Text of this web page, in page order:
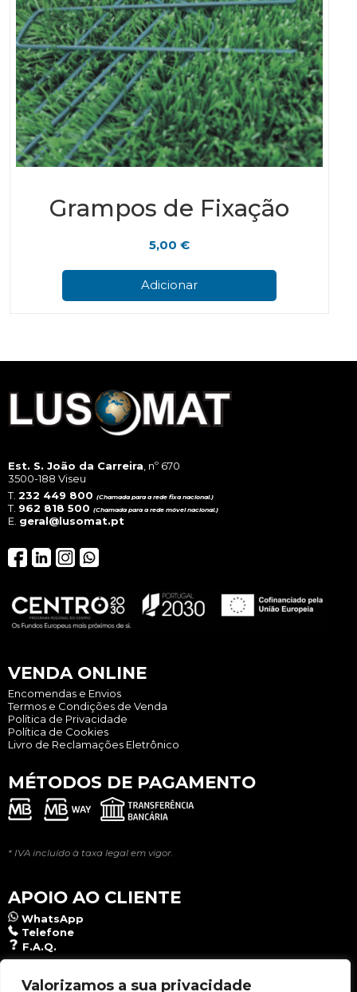
Valorizamos a sua privacidade
Grampos de Fixação
5,00€
Adicionar
Est. S. João da Carreira, nº 670
3500-188 Viseu
T. 232 449 800 (Chamada para a rede fixa nacional.)
T. 962 818 500 (Chamada para a rede móvel nacional.)
E. geral@lusomat.pt
VENDA ONLINE
Encomendas e Envios
Termos e Condições de Venda
Política de Privacidade
Política de Cookies
Livro de Reclamações Eletrônico
MÉTODOS DE PAGAMENTO
* IVA incluído à taxa legal em vigor.
APOIO AO CLIENTE
WhatsApp
Telefone
F.A.Q.
NEWSLETTER